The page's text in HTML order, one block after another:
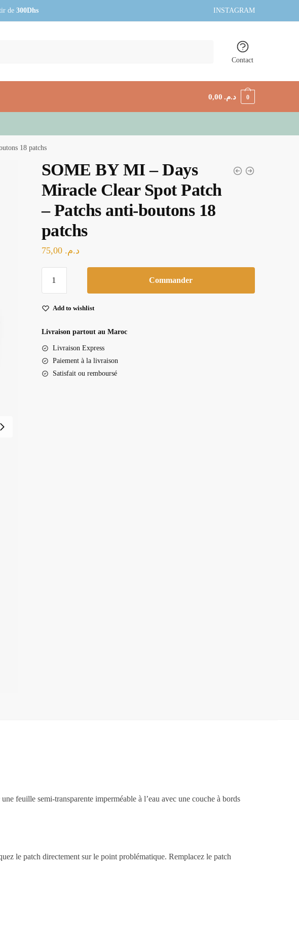
de 300Dhs INSTAGRAM
Contact
د.م.0,00 0
18 patchs
SOME BY MI – Days
Miracle Clear Spot Patch
– Patchs anti-boutons 18
patchs
د.م. 75,00
BY
-
Days
Miracle
Clear
Commander
Add to wishlist
Livraison partout au Maroc
Livraison Express
Paiement à la livraison
Satisfait ou remboursé
feuille semi-transparente imperméable à l’eau avec une couche à bords
le patch directement sur le point problématique. Remplacez le patch